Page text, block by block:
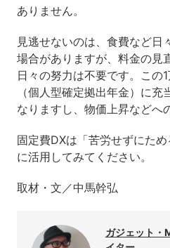
ありません。
見逃せないのは、食費など日
場合がありますが、料金の見
日々の努力は不要です。この
（個人型確定拠出年金）に
なりますし、物価上昇などへ
固定費DXは「苦労せずにた
に活用してみてください。
取材・文／中馬幹弘
ガジェット・